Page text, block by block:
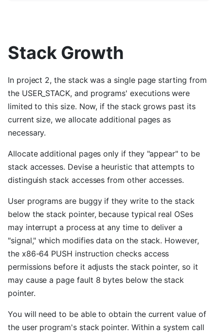
Stack Growth
In project 2, the stack was a single page starting from
the USER_STACK, and programs' executions were
limited to this size. Now, if the stack grows past its
current size, we allocate additional pages as
necessary.
Allocate additional pages only if they "appear" to be
stack accesses. Devise a heuristic that attempts to
distinguish stack accesses from other accesses.
User programs are buggy if they write to the stack
below the stack pointer, because typical real OSes
may interrupt a process at any time to deliver a
"signal," which modifies data on the stack. However,
the x86-64 PUSH instruction checks access
permissions before it adjusts the stack pointer, so it
may cause a page fault 8 bytes below the stack
pointer.
You will need to be able to obtain the current value of
the user program's stack pointer. Within a system call